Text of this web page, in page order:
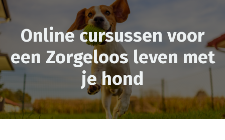
Online cursussen voor
een Zorgeloos leven met
je hond